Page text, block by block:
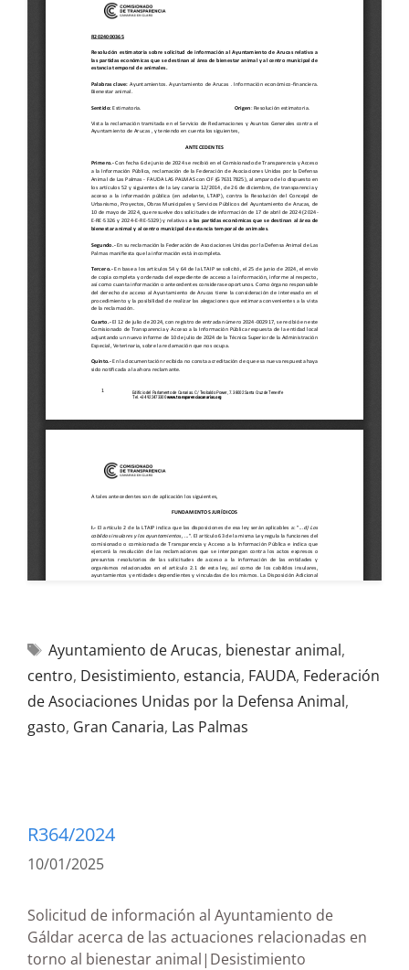
Ayuntamiento de Arucas, bienestar animal,
centro, Desistimiento, estancia, FAUDA, Federación
de Asociaciones Unidas por la Defensa Animal,
gasto, Gran Canaria, Las Palmas
R364/2024
10/01/2025
Solicitud de información al Ayuntamiento de
Gáldar acerca de las actuaciones relacionadas en
torno al bienestar animal|Desistimiento